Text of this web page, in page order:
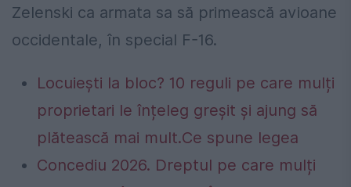
Zelenski ca armata sa să primească avioane
occidentale, în special F-16.
Locuiești la bloc? 10 reguli pe care mulți
proprietari le înțeleg greșit și ajung să
plătească mai mult.Ce spune legea
Concediu 2026. Dreptul pe care mulți